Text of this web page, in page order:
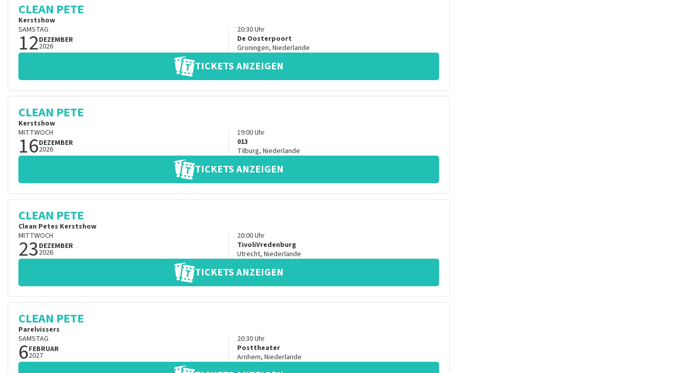
CLEAN PETE
Kerstshow
SAMSTAG
12DEZEMBER
2026
20:30Uhr
De Oosterpoort
Groningen, Niederlande
TICKETS ANZEIGEN
CLEAN PETE
Kerstshow
MITTWOCH
16DEZEMBER
2026
19:00Uhr
013
Tilburg, Niederlande
TICKETS ANZEIGEN
CLEAN PETE
Clean Petes Kerstshow
MITTWOCH
23DEZEMBER
2026
20:00Uhr
TivoliVredenburg
Utrecht, Niederlande
TICKETS ANZEIGEN
CLEAN PETE
Parelvissers
SAMSTAG
6FEBRUAR
2027
20:30Uhr
Posttheater
Arnhem, Niederlande